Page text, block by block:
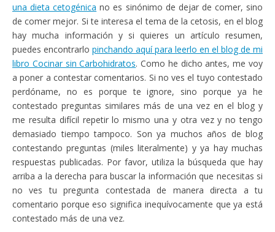
una dieta cetogénica no es sinónimo de dejar de comer, sino
de comer mejor. Si te interesa el tema de la cetosis, en el blog
hay mucha información y si quieres un artículo resumen,
puedes encontrarlo pinchando aquí para leerlo en el blog de mi
libro Cocinar sin Carbohidratos. Como he dicho antes, me voy
a poner a contestar comentarios. Si no ves el tuyo contestado
perdóname, no es porque te ignore, sino porque ya he
contestado preguntas similares más de una vez en el blog y
me resulta difícil repetir lo mismo una y otra vez y no tengo
demasiado tiempo tampoco. Son ya muchos años de blog
contestando preguntas (miles literalmente) y ya hay muchas
respuestas publicadas. Por favor, utiliza la búsqueda que hay
arriba a la derecha para buscar la información que necesitas si
no ves tu pregunta contestada de manera directa a tu
comentario porque eso significa inequívocamente que ya está
contestado más de una vez.